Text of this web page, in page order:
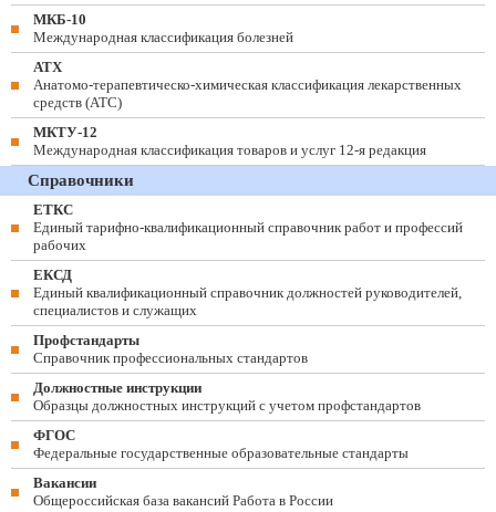
МКБ-10
Международная классификация болезней
АТХ
Анатомо-терапевтическо-химическая классификация лекарственных
средств (ATC)
МКТУ-12
Международная классификация товаров и услуг 12-я редакция
Справочники
ЕТКС
Единый тарифно-квалификационный справочник работ и профессий
рабочих
ЕКСД
Единый квалификационный справочник должностей руководителей,
специалистов и служащих
Профстандарты
Справочник профессиональных стандартов
Должностные инструкции
Образцы должностных инструкций с учетом профстандартов
ФГОС
Федеральные государственные образовательные стандарты
Вакансии
Общероссийская база вакансий Работа в России